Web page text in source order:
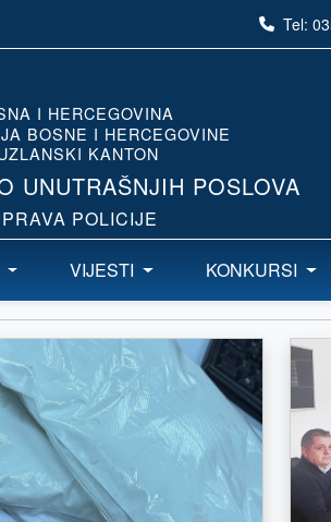
Tel:
I HERCEGOVINA
BOSNE I HERCEGOVINE
KANTON
UNUTRAŠNJIH POSLOVA
POLICIJE
VIJESTI KONKURSI